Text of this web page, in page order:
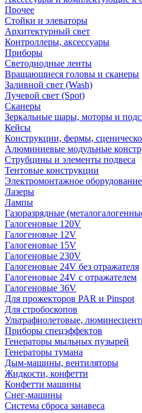
Прочее
Стойки и элеваторы
Архитектурный свет
Контроллеры, аксессуары
Приборы
Светодиодные ленты
Вращающиеся головы и сканеры
Заливной свет (Wash)
Лучевой свет (Spot)
Сканеры
Зеркальные шары, моторы и
Кейсы
Конструкции, фермы,
Алюминиевые модульные
Струбцины и элементы подвеса
Тентовые конструкции
Электромонтажное
Лазеры
Лампы
Газоразрядные
Галогеновые 120V
Галогеновые 12V
Галогеновые 15V
Галогеновые 230V
Галогеновые 24V без отражателя
Галогеновые 24V с отражателем
Галогеновые 36V
Для прожекторов PAR и Pinspot
Для стробоскопов
Ультрафиолетовые,
Приборы спецэффектов
Генераторы мыльных пузырей
Генераторы тумана
Дым-машины, вентиляторы
Жидкости, конфетти
Конфетти машины
Снег-машины
Система сброса занавеса